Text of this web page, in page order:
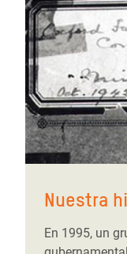
Nuestra
En 1995, un